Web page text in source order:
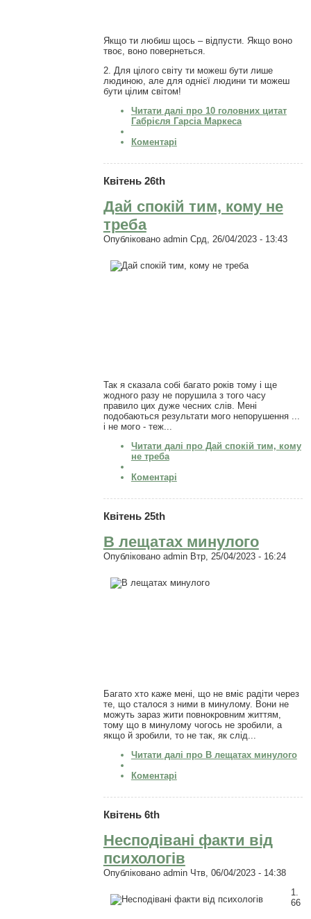
Якщо ти любиш щось – відпусти. Якщо воно
твоє, воно повернеться.
2. Для цілого світу ти можеш бути лише
людиною, але для однієї людини ти можеш
бути цілим світом!
Читати далі про 10 головних цитат
Габрієля Гарсіа Маркеса
Коментарі
Квітень 26th
Дай спокій тим, кому не
треба
Опубліковано adminСрд, 26/04/2023 - 13:43
Так я сказала собі багато років тому і ще
жодного разу не порушила з того часу
правило цих дуже чесних слів. Мені
подобаються результати мого непорушення ...
і не мого - теж...
Читати далі про Дай спокій тим, кому
не треба
Коментарі
Квітень 25th
В лещатах минулого
Опубліковано adminВтр, 25/04/2023 - 16:24
Багато хто каже мені, що не вміє радіти через
те, що сталося з ними в минулому. Вони не
можуть зараз жити повнокровним життям,
тому що в минулому чогось не зробили, а
якщо й зробили, то не так, як слід...
Читати далі про В лещатах минулого
Коментарі
Квітень 6th
Несподівані факти від
психологів
Опубліковано adminЧтв, 06/04/2023 - 14:38
1.
66